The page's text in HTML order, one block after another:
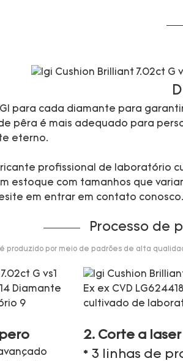
para cada diamante para
pêra é mais adequado para
eterno.
profissional de laboratório
estoque com tamanhos que
em entrar em contato conosco.
Processo de
produzido por meio de padrões de alta
2. Corte a laser
* 3 linhas de